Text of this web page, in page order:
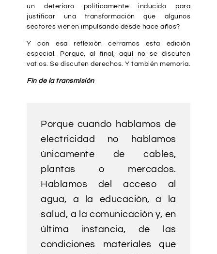
un deterioro políticamente inducido para
justificar una transformación que algunos
sectores vienen impulsando desde hace años?
Y con esa reflexión cerramos esta edición
especial. Porque, al final, aquí no se discuten
vatios. Se discuten derechos. Y también memoria.
Fin de la transmisión
Porque cuando hablamos de
electricidad no hablamos
únicamente de cables,
plantas o mercados.
Hablamos del acceso al
agua, a la educación, a la
salud, a la comunicación y, en
última instancia, de las
condiciones materiales que